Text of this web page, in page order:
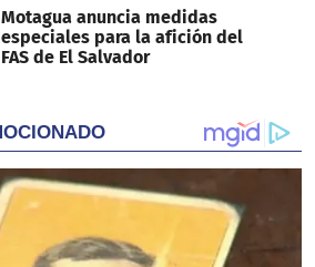
Motagua anuncia medidas
especiales para la afición del
FAS de El Salvador